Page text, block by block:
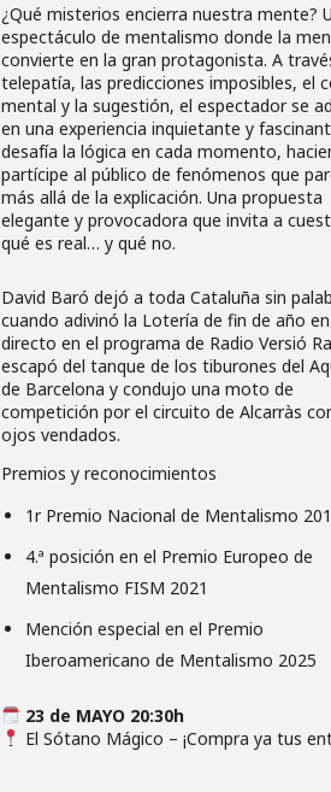
¿Qué misterios encierra nuestra mente?
espectáculo de mentalismo donde la
convierte en la gran protagonista. A
telepatía, las predicciones imposibles, el
mental y la sugestión, el espectador se
en una experiencia inquietante y
desafía la lógica en cada momento,
partícipe al público de fenómenos que
más allá de la explicación. Una propuesta
elegante y provocadora que invita a
qué es real… y qué no.
David Baró dejó a toda Cataluña sin
cuando adivinó la Lotería de fin de año en
directo en el programa de Radio Versió
escapó del tanque de los tiburones del
de Barcelona y condujo una moto de
competición por el circuito de Alcarràs
ojos vendados.
Premios y reconocimientos
1r Premio Nacional de Mentalismo
4.ª posición en el Premio Europeo de
Mentalismo FISM 2021
Mención especial en el Premio
Iberoamericano de Mentalismo 2025
23 de MAYO 20:30h
El Sótano Mágico – ¡Compra ya tus